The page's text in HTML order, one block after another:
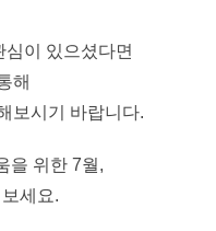
이 있으셨다면
해
보시기 바랍니다.
을 위한 7월,
세요.